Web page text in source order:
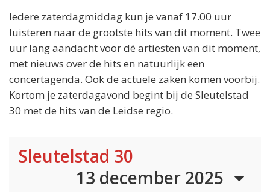
Iedere zaterdagmiddag kun je vanaf 17.00 uur
luisteren naar de grootste hits van dit moment. Twee
uur lang aandacht voor dé artiesten van dit moment,
met nieuws over de hits en natuurlijk een
concertagenda. Ook de actuele zaken komen voorbij.
Kortom je zaterdagavond begint bij de Sleutelstad
30 met de hits van de Leidse regio.
Sleutelstad 30
13 december 2025